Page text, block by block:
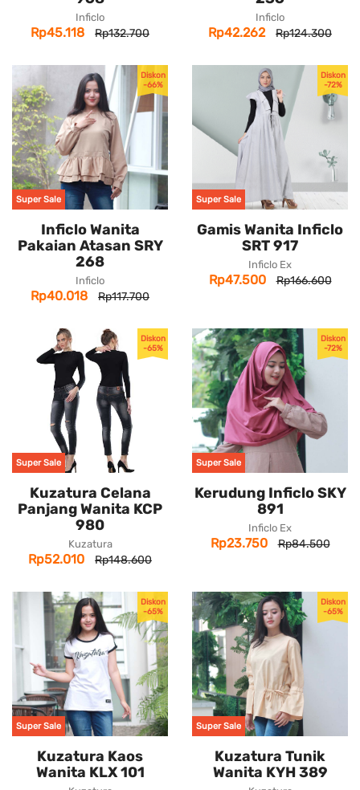
Inficlo
Rp45.118 Rp132.700
Inficlo
Rp42.262 Rp124.300
Diskon
-66%
Super Sale
Inficlo Wanita
Pakaian Atasan SRY
268
Inficlo
Rp40.018 Rp117.700
Diskon
-72%
Super Sale
Gamis Wanita Inficlo
SRT 917
Inficlo Ex
Rp47.500 Rp166.600
Diskon
-65%
Super Sale
Kuzatura Celana
Panjang Wanita KCP
980
Kuzatura
Rp52.010 Rp148.600
Diskon
-72%
Super Sale
Kerudung Inficlo SKY
891
Inficlo Ex
Rp23.750 Rp84.500
Diskon
-65%
Super Sale
Kuzatura Kaos
Wanita KLX 101
Diskon
-65%
Super Sale
Kuzatura Tunik
Wanita KYH 389